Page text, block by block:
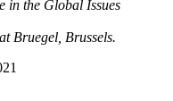
in the Global Issues
Bruegel, Brussels.